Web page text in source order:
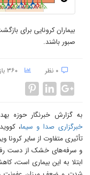
بیماران کرونایی برای
صبور باشند.
به گزارش خبرنگار حوزه
خبرگزاری صدا و سیما
تأثیری متفاوت از سایر
و سرفه‌های خشک از دست